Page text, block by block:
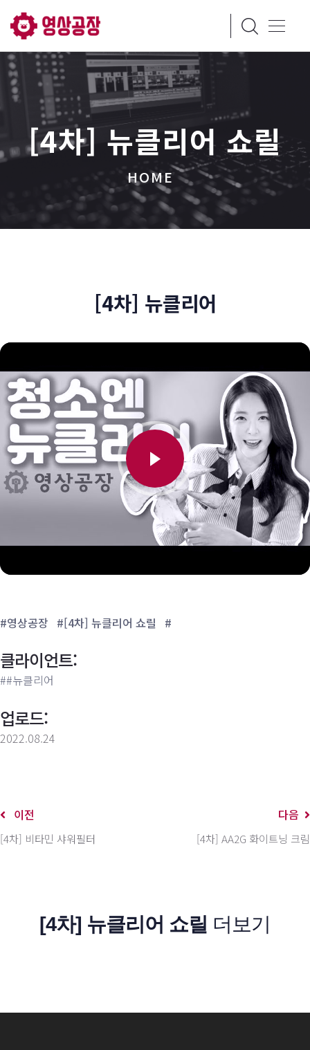
[4차] 뉴클리어 쇼릴
HOME
[4차] 뉴클리어
#영상공장 #[4차] 뉴클리어 쇼릴 #
클라이언트:
##뉴클리어
업로드:
2022.08.24
이전
[4차] 비타민 샤워필터
다음
[4차] AA2G 화이트닝 크림
[4차] 뉴클리어 쇼릴 더보기